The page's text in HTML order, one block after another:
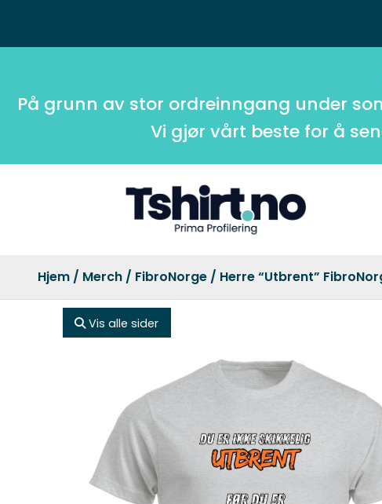
På grunn av stor ordreinngang under
Vi gjør vårt beste for å
Hjem / Merch / FibroNorge / Herre “Utbrent”
Vis alle sider